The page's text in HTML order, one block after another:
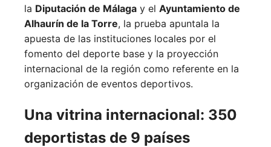
la Diputación de Málaga y el Ayuntamiento de
Alhaurín de la Torre, la prueba apuntala la
apuesta de las instituciones locales por el
fomento del deporte base y la proyección
internacional de la región como referente en la
organización de eventos deportivos.
Una vitrina internacional: 350
deportistas de 9 países